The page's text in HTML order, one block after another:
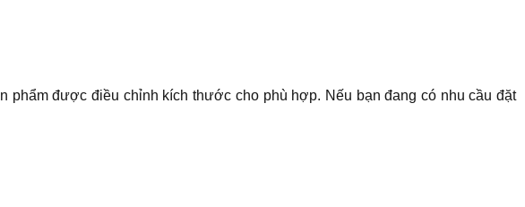
được điều chỉnh kích thước cho phù hợp. Nếu bạn đang có nhu cầu đặt